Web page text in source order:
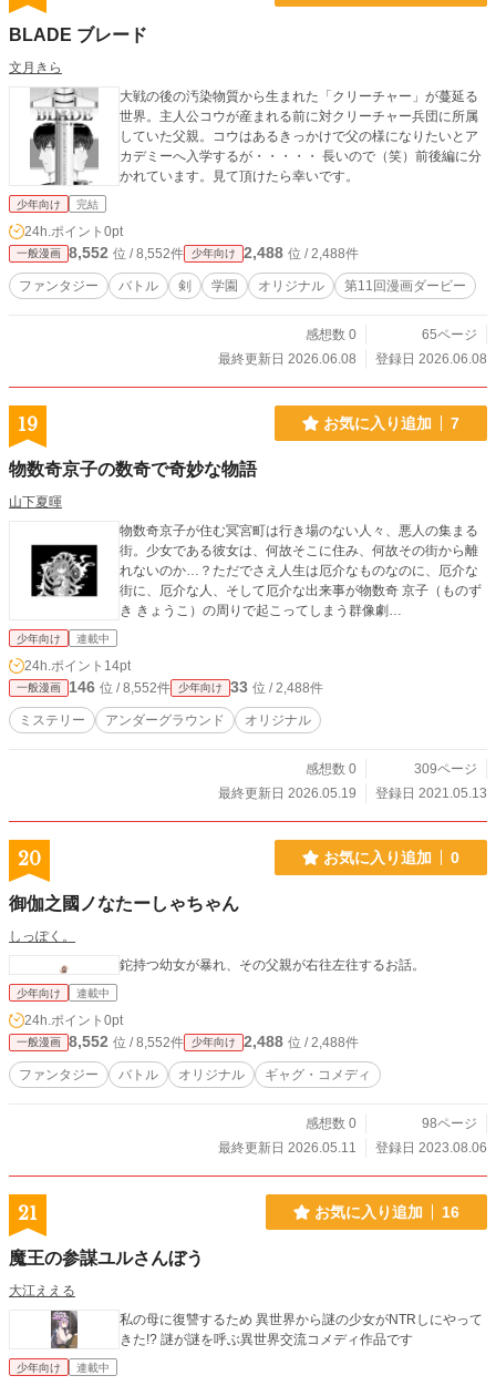
BLADE ブレード
文月きら
大戦の後の汚染物質から生まれた「クリーチャー」が蔓延る
世界。主人公コウが産まれる前に対クリーチャー兵団に所属
していた父親。コウはあるきっかけで父の様になりたいとア
カデミーへ入学するが・・・・・ 長いので（笑）前後編に分
かれています。見て頂けたら幸いです。
少年向け 完結
24h.ポイント 0pt
一般漫画 8,552 位 / 8,552件 少年向け 2,488 位 / 2,488件
ファンタジー バトル 剣 学園 オリジナル 第11回漫画ダービー
感想数 0
65ページ
最終更新日 2026.06.08
登録日 2026.06.08
19 お気に入り追加 7
物数奇京子の数奇で奇妙な物語
山下夏暉
物数奇京子が住む冥宮町は行き場のない人々、悪人の集まる
街。少女である彼女は、何故そこに住み、何故その街から離
れないのか…？ただでさえ人生は厄介なものなのに、厄介な
街に、厄介な人、そして厄介な出来事が物数奇 京子（ものず
き きょうこ）の周りで起こってしまう群像劇…
少年向け 連載中
24h.ポイント 14pt
一般漫画 146 位 / 8,552件 少年向け 33 位 / 2,488件
ミステリー アンダーグラウンド オリジナル
感想数 0
309ページ
最終更新日 2026.05.19
登録日 2021.05.13
20 お気に入り追加 0
御伽之國ノなたーしゃちゃん
しっぽく。
鉈持つ幼女が暴れ、その父親が右往左往するお話。
少年向け 連載中
24h.ポイント 0pt
一般漫画 8,552 位 / 8,552件 少年向け 2,488 位 / 2,488件
ファンタジー バトル オリジナル ギャグ・コメディ
感想数 0
98ページ
最終更新日 2026.05.11
登録日 2023.08.06
21 お気に入り追加 16
魔王の参謀ユルさんぼう
大江ええる
私の母に復讐するため 異世界から謎の少女がNTRしにやって
きた!? 謎が謎を呼ぶ異世界交流コメディ作品です
少年向け 連載中